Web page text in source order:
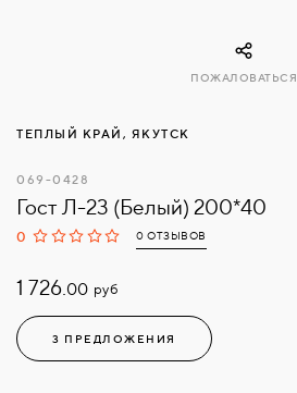
ТЕПЛЫЙ КРАЙ, ЯКУТСК
069-0428
Гост Л-23 (Белый) 200*40
0 0 ОТЗЫВОВ
1 726.00 руб
3 ПРЕДЛОЖЕНИЯ
ПОЖАЛОВАТЬСЯ